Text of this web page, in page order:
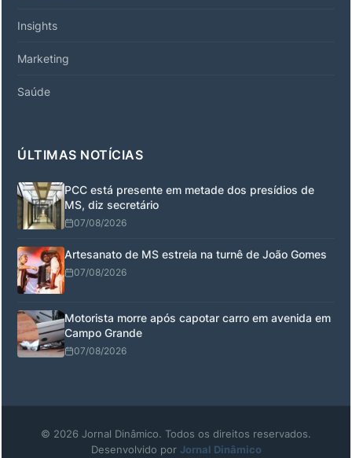
Insights
Marketing
Saúde
ÚLTIMAS NOTÍCIAS
PCC está presente em metade dos presídios de
MS, diz secretário
07/08/2026
Artesanato de MS estreia na turnê de João Gomes
07/08/2026
Motorista morre após capotar carro em avenida em
Campo Grande
07/08/2026
© 2026 Jornal Dinâmico. Todos os direitos reservados.
Desenvolvido por Jornal Dinâmico